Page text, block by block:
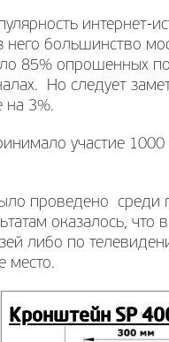
интернет-
большинство
85% опрошенных
Но следует
на 3%.
участие 1000
проведено среди
оказалось,
либо по
место.
Кронштейн SP